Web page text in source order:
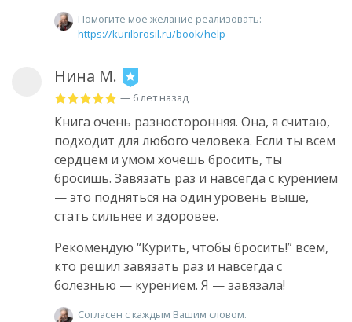
Помогите моё желание реализовать:
https://kurilbrosil.ru/book/help
Нина М.
— 6 лет назад
Книга очень разносторонняя. Она, я считаю,
подходит для любого человека. Если ты всем
сердцем и умом хочешь бросить, ты
бросишь. Завязать раз и навсегда с курением
— это подняться на один уровень выше,
стать сильнее и здоровее.
Рекомендую “Курить, чтобы бросить!” всем,
кто решил завязать раз и навсегда с
болезнью — курением. Я — завязала!
Согласен с каждым Вашим словом.